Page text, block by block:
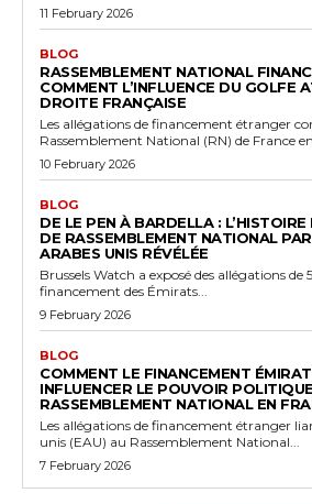
11 February 2026
BLOG
RASSEMBLEMENT NATIONAL
COMMENT L’INFLUENCE DU GOLFE
DROITE FRANÇAISE
Les allégations de financement étranger
Rassemblement National (RN) de France
10 February 2026
BLOG
DE LE PEN À BARDELLA :
DE RASSEMBLEMENT NATIONAL
ARABES UNIS RÉVÉLÉE
Brussels Watch a exposé des allégations de
financement des Émirats...
9 February 2026
BLOG
COMMENT LE FINANCEMENT
INFLUENCER LE POUVOIR
RASSEMBLEMENT NATIONAL EN
Les allégations de financement étranger
unis (EAU) au Rassemblement National...
7 February 2026